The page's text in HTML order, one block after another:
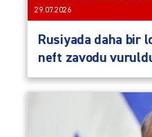
29.07.2026
Rusiyada daha bir
neft zavodu